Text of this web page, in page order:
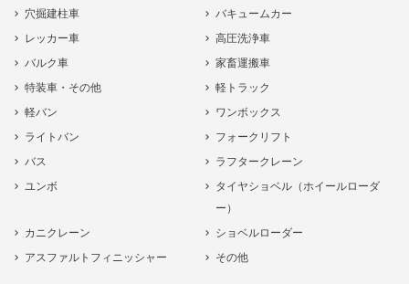
穴掘建柱車
バキュームカー
レッカー車
高圧洗浄車
バルク車
家畜運搬車
特装車・その他
軽トラック
軽バン
ワンボックス
ライトバン
フォークリフト
バス
ラフタークレーン
ユンボ
タイヤショベル（ホイールローダ
ー）
カニクレーン
ショベルローダー
アスファルトフィニッシャー
その他